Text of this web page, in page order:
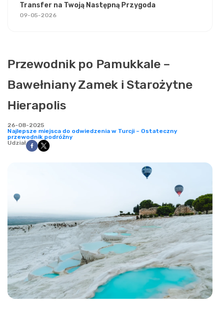
Przewodnik po Pamukkale –
Bawełniany Zamek i Starożytne
Hierapolis
26-08-2025
Najlepsze miejsca do odwiedzenia w Turcji – Ostateczny
przewodnik podróżny
Udział
Transfer na Twoją Następną Przygoda
09-05-2026